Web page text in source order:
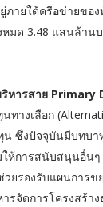
ภายใต้ครือข่ายข
มด 3.48 แสนล้า
หารสาย
ทางเลือก
ซึ่งปัจจุบันมีบทบ
ห้การสนับสนุนอื่น
ยรองรับแผนการ
จัดการโครงสร้า